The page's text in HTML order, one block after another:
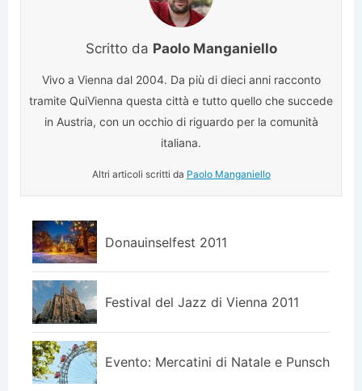
Scritto da Paolo Manganiello
Vivo a Vienna dal 2004. Da più di dieci anni racconto
tramite QuiVienna questa città e tutto quello che succede
in Austria, con un occhio di riguardo per la comunità
italiana.
Altri articoli scritti da Paolo Manganiello
Donauinselfest 2011
Festival del Jazz di Vienna 2011
Evento: Mercatini di Natale e Punsch